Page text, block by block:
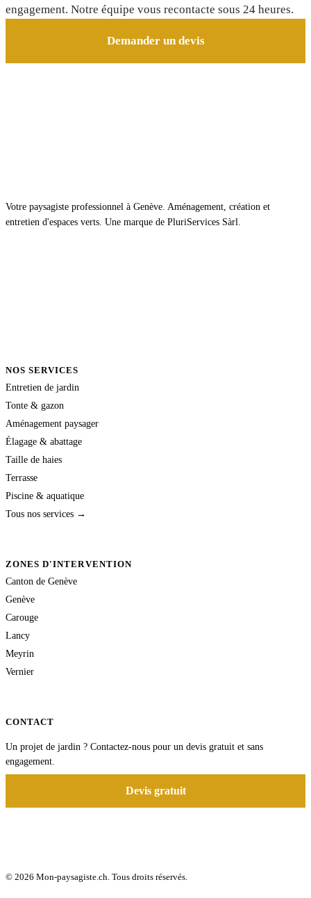
engagement. Notre équipe vous recontacte sous 24 heures.
Demander un devis
Votre paysagiste professionnel à Genève. Aménagement, création et
entretien d'espaces verts. Une marque de PluriServices Sàrl.
NOS SERVICES
Entretien de jardin
Tonte & gazon
Aménagement paysager
Élagage & abattage
Taille de haies
Terrasse
Piscine & aquatique
Tous nos services →
ZONES D'INTERVENTION
Canton de Genève
Genève
Carouge
Lancy
Meyrin
Vernier
CONTACT
Un projet de jardin ? Contactez-nous pour un devis gratuit et sans
engagement.
Devis gratuit
© 2026 Mon-paysagiste.ch. Tous droits réservés.